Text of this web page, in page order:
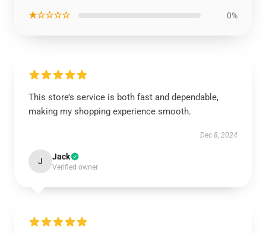
★☆☆☆☆ 0%
This store’s service is both fast and dependable,
making my shopping experience smooth.
Dec 8, 2024
J Jack
Verified owner